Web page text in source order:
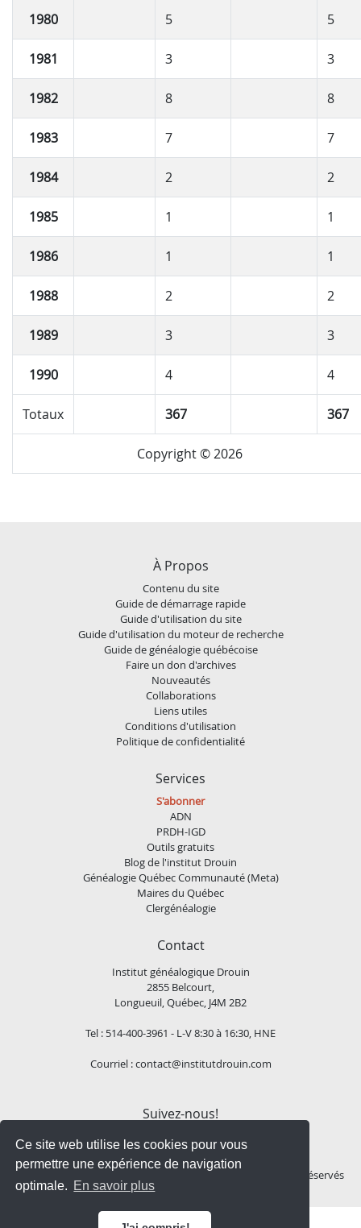
Ce site web utilise les cookies pour vous
permettre une expérience de navigation
optimale. En savoir plus
1980 5 5
1981 3 3
1982 8 8
1983 7 7
1984 2 2
1985 1 1
1986 1 1
1988 2 2
1989 3 3
1990 4 4
Totaux 367 367
Copyright © 2026
À Propos
Contenu du site
Guide de démarrage rapide
Guide d'utilisation du site
Guide d'utilisation du moteur de recherche
Guide de généalogie québécoise
Faire un don d'archives
Nouveautés
Collaborations
Liens utiles
Conditions d'utilisation
Politique de confidentialité
Services
S'abonner
ADN
PRDH-IGD
Outils gratuits
Blog de l'institut Drouin
Généalogie Québec Communauté (Meta)
Maires du Québec
Clergénéalogie
Contact
Institut généalogique Drouin
2855 Belcourt,
Longueuil, Québec, J4M 2B2
Tel : 514-400-3961 - L-V 8:30 à 16:30, HNE
Courriel :contact@institutdrouin.com
Suivez-nous!
Copyright 2026 Institut généalogique Drouin, Tous droits réservés